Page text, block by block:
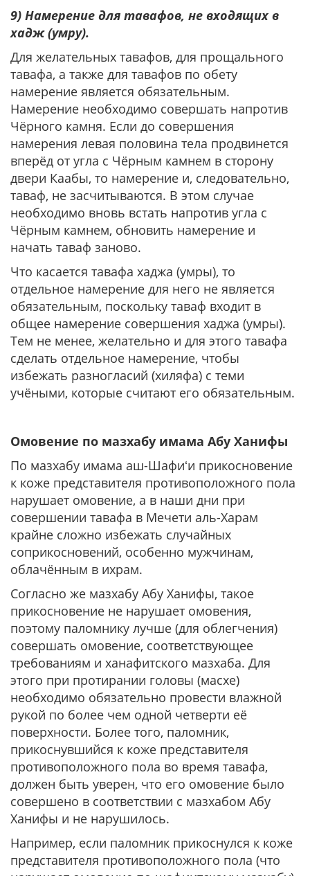
9) Намерение для тавафов, не входящих в
хадж (умру).
Для желательных тавафов, для прощального
тавафа, а также для тавафов по обету
намерение является обязательным.
Намерение необходимо совершать напротив
Чёрного камня. Если до совершения
намерения левая половина тела продвинется
вперёд от угла с Чёрным камнем в сторону
двери Каабы, то намерение и, следовательно,
таваф, не засчитываются. В этом случае
необходимо вновь встать напротив угла с
Чёрным камнем, обновить намерение и
начать таваф заново.
Что касается тавафа хаджа (умры), то
отдельное намерение для него не является
обязательным, поскольку таваф входит в
общее намерение совершения хаджа (умры).
Тем не менее, желательно и для этого тавафа
сделать отдельное намерение, чтобы
избежать разногласий (хиляфа) с теми
учёными, которые считают его обязательным.
Омовение по мазхабу имама Абу Ханифы
По мазхабу имама аш-Шафиʻи прикосновение
к коже представителя противоположного пола
нарушает омовение, а в наши дни при
совершении тавафа в Мечети аль-Харам
крайне сложно избежать случайных
соприкосновений, особенно мужчинам,
облачённым в ихрам.
Согласно же мазхабу Абу Ханифы, такое
прикосновение не нарушает омовения,
поэтому паломнику лучше (для облегчения)
совершать омовение, соответствующее
требованиям и ханафитского мазхаба. Для
этого при протирании головы (масхе)
необходимо обязательно провести влажной
рукой по более чем одной четверти её
поверхности. Более того, паломник,
прикоснувшийся к коже представителя
противоположного пола во время тавафа,
должен быть уверен, что его омовение было
совершено в соответствии с мазхабом Абу
Ханифы и не нарушилось.
Например, если паломник прикоснулся к коже
представителя противоположного пола (что